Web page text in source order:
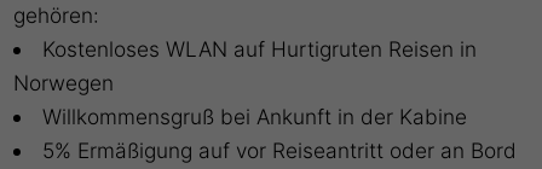
gehören:
Kostenloses WLAN auf Hurtigruten Reisen in
Norwegen
Willkommensgruß bei Ankunft in der Kabine
5% Ermäßigung auf vor Reiseantritt oder an Bord